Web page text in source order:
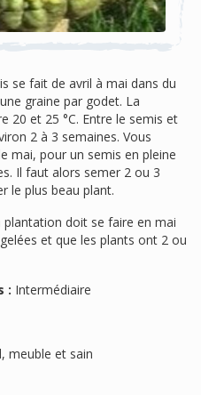
se fait de avril à mai dans du
graine par godet. La
20 et 25 °C. Entre le semis et
2 à 3 semaines. Vous
mai, pour un semis en pleine
Il faut alors semer 2 ou 3
le plus beau plant.
plantation doit se faire en mai
et que les plants ont 2 ou
: Intermédiaire
meuble et sain